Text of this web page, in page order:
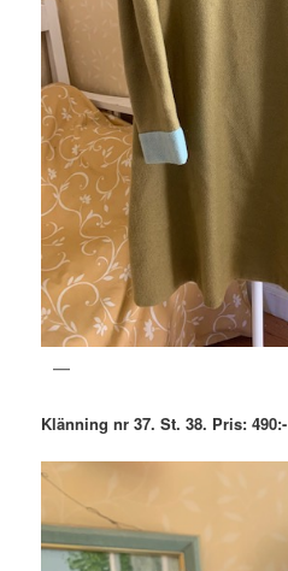
Klänning nr 37. St. 38. Pris: 490:-